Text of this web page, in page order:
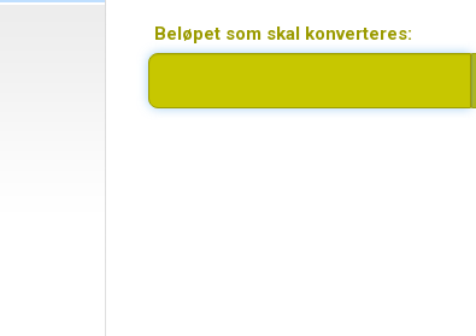
Beløpet som skal konverteres: